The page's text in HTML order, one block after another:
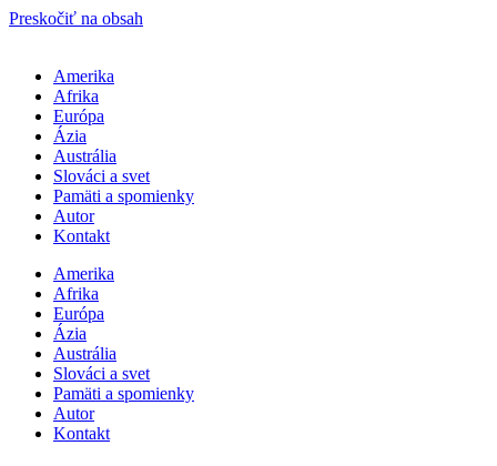
Preskočiť na obsah
Amerika
Afrika
Európa
Ázia
Austrália
Slováci a svet
Pamäti a spomienky
Autor
Kontakt
Amerika
Afrika
Európa
Ázia
Austrália
Slováci a svet
Pamäti a spomienky
Autor
Kontakt